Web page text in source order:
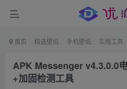
首页 精选壁纸 手机壁纸 实用工具
APK Messenger v4.3.0.0
+加固检测工具